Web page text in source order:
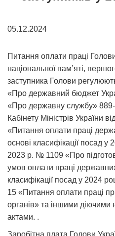
05.12.2024
Питання оплати праці Голови
національної пам’яті,
заступника Голови
«Про державний бюджет
«Про державну службу»
Кабінету Міністрів України
«Питання оплати праці
основі класифікації посад у
2023 р. № 1109 «Про
умов оплати праці
класифікації посад у 2024
15 «Питання оплати праці
органів» та іншими
актами. .
Заробітна плата Голови